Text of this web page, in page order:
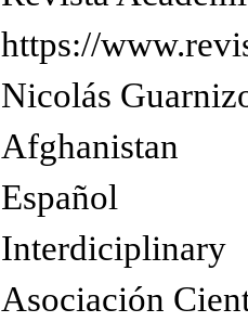
https://
Nicolás
Afghanistan
Español
Interdiciplinary
Asociación